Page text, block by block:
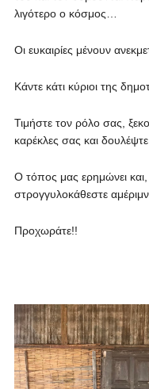
λιγότερο ο κόσμος…
Οι ευκαιρίες μένουν
Κάντε κάτι κύριοι της
Τιμήστε τον ρόλο σας,
καρέκλες σας και
Ο τόπος μας ερημώνει και,
στρογγυλοκάθεστε
Προχωράτε!!